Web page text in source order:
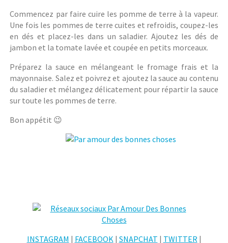
Commencez par faire cuire les pomme de terre à la vapeur.
Une fois les pommes de terre cuites et refroidis, coupez-les
en dés et placez-les dans un saladier. Ajoutez les dés de
jambon et la tomate lavée et coupée en petits morceaux.
Préparez la sauce en mélangeant le fromage frais et la
mayonnaise. Salez et poivrez et ajoutez la sauce au contenu
du saladier et mélangez délicatement pour répartir la sauce
sur toute les pommes de terre.
Bon appétit 😉
INSTAGRAM | FACEBOOK| SNAPCHAT | TWITTER|